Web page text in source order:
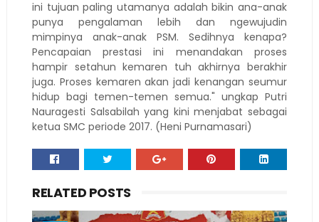
ini tujuan paling utamanya adalah bikin ana-anak
punya pengalaman lebih dan ngewujudin
mimpinya anak-anak PSM. Sedihnya kenapa?
Pencapaian prestasi ini menandakan proses
hampir setahun kemaren tuh akhirnya berakhir
juga. Proses kemaren akan jadi kenangan seumur
hidup bagi temen-temen semua." ungkap Putri
Nauragesti Salsabilah yang kini menjabat sebagai
ketua SMC periode 2017. (Heni Purnamasari)
RELATED POSTS